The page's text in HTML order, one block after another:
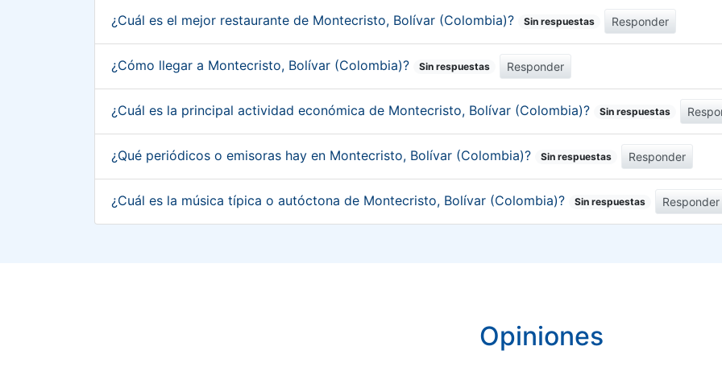
¿Cuál es el mejor restaurante de Montecristo, Bolívar (Colombia)? Sin respuestas Responder
¿Cómo llegar a Montecristo, Bolívar (Colombia)? Sin respuestas Responder
¿Cuál es la principal actividad económica de Montecristo, Bolívar (Colombia)? Sin respuestas
¿Qué periódicos o emisoras hay en Montecristo, Bolívar (Colombia)? Sin respuestas Responder
¿Cuál es la música típica o autóctona de Montecristo, Bolívar (Colombia)? Sin respuestas Responder
Opiniones